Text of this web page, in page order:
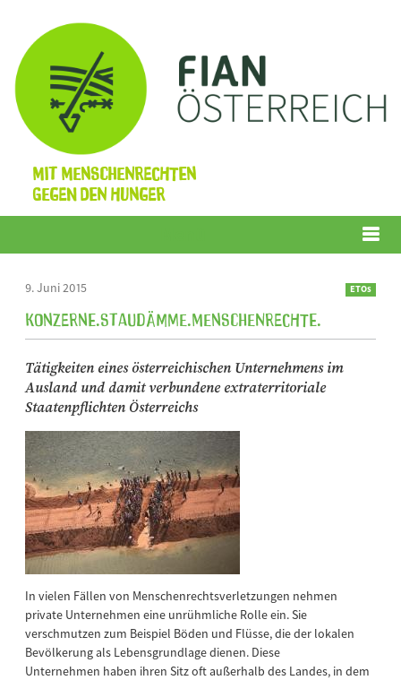
Mit Menschenrechten
gegen den Hunger
9. Juni 2015 ETOs
Konzerne.Staudämme.Menschenrechte.
Tätigkeiten eines österreichischen Unternehmens im
Ausland und damit verbundene extraterritoriale
Staatenpflichten Österreichs
In vielen Fällen von Menschenrechtsverletzungen nehmen
private Unternehmen eine unrühmliche Rolle ein. Sie
verschmutzen zum Beispiel Böden und Flüsse, die der lokalen
Bevölkerung als Lebensgrundlage dienen. Diese
Unternehmen haben ihren Sitz oft außerhalb des Landes, in dem